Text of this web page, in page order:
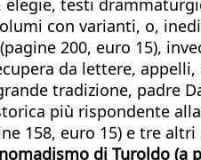
testi
con varianti, o,
200, euro 15),
da lettere,
tradizione, padre
più rispondente
158, euro 15) e tre altri
di Turoldo